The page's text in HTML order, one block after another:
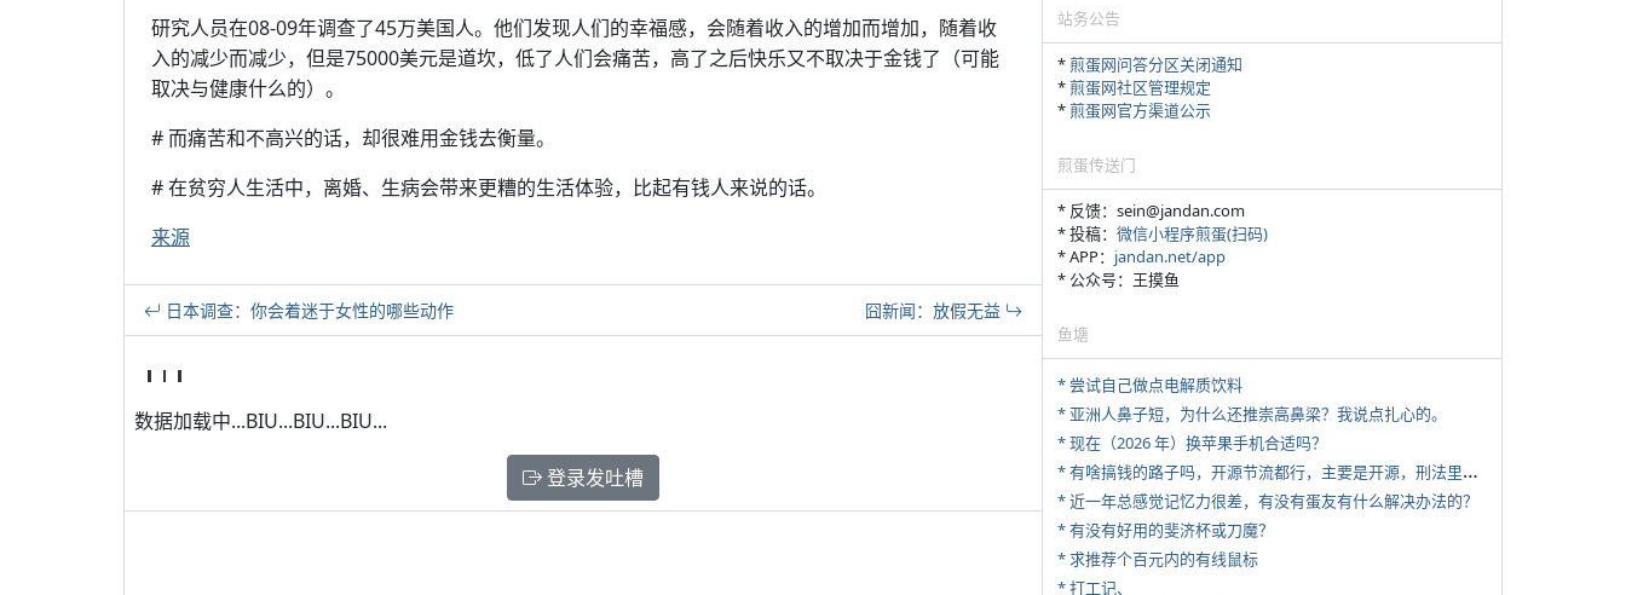
研究人员在08-09年调查了45万美国人。他们发现人们的幸福感，会随着收入的增加而增加，随着收
入的减少而减少，但是75000美元是道坎，低了人们会痛苦，高了之后快乐又不取决于金钱了（可能
取决与健康什么的）。
# 而痛苦和不高兴的话，却很难用金钱去衡量。
# 在贫穷人生活中，离婚、生病会带来更糟的生活体验，比起有钱人来说的话。
来源
日本调查：你会着迷于女性的哪些动作 囧新闻：放假无益
数据加载中...BIU...BIU...BIU...
登录发吐槽
站务公告
*煎蛋网问答分区关闭通知
*煎蛋网社区管理规定
*煎蛋网官方渠道公示
煎蛋传送门
* 反馈：sein@jandan.com
* 投稿： 微信小程序煎蛋(扫码)
* APP： jandan.net/app
* 公众号：王摸鱼
鱼塘
* 尝试自己做点电解质饮料
* 亚洲人鼻子短，为什么还推崇高鼻梁？我说点扎心的。
* 现在（2026 年）换苹果手机合适吗？
*
有啥搞钱的路子吗，开源节流都行，主要是开源，刑法里的咱不做
* 近一年总感觉记忆力很差，有没有蛋友有什么解决办法的？
* 有没有好用的斐济杯或刀魔？
* 求推荐个百元内的有线鼠标
* 打工记、